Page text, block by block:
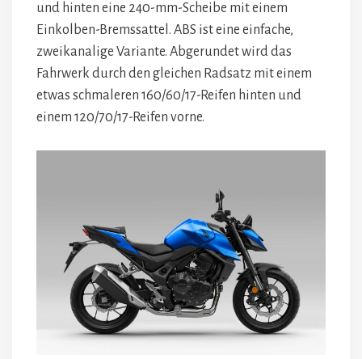
und hinten eine 240-mm-Scheibe mit einem
Einkolben-Bremssattel. ABS ist eine einfache,
zweikanalige Variante. Abgerundet wird das
Fahrwerk durch den gleichen Radsatz mit einem
etwas schmaleren 160/60/17-Reifen hinten und
einem 120/70/17-Reifen vorne.